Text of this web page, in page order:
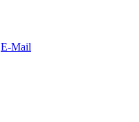
E-Mail